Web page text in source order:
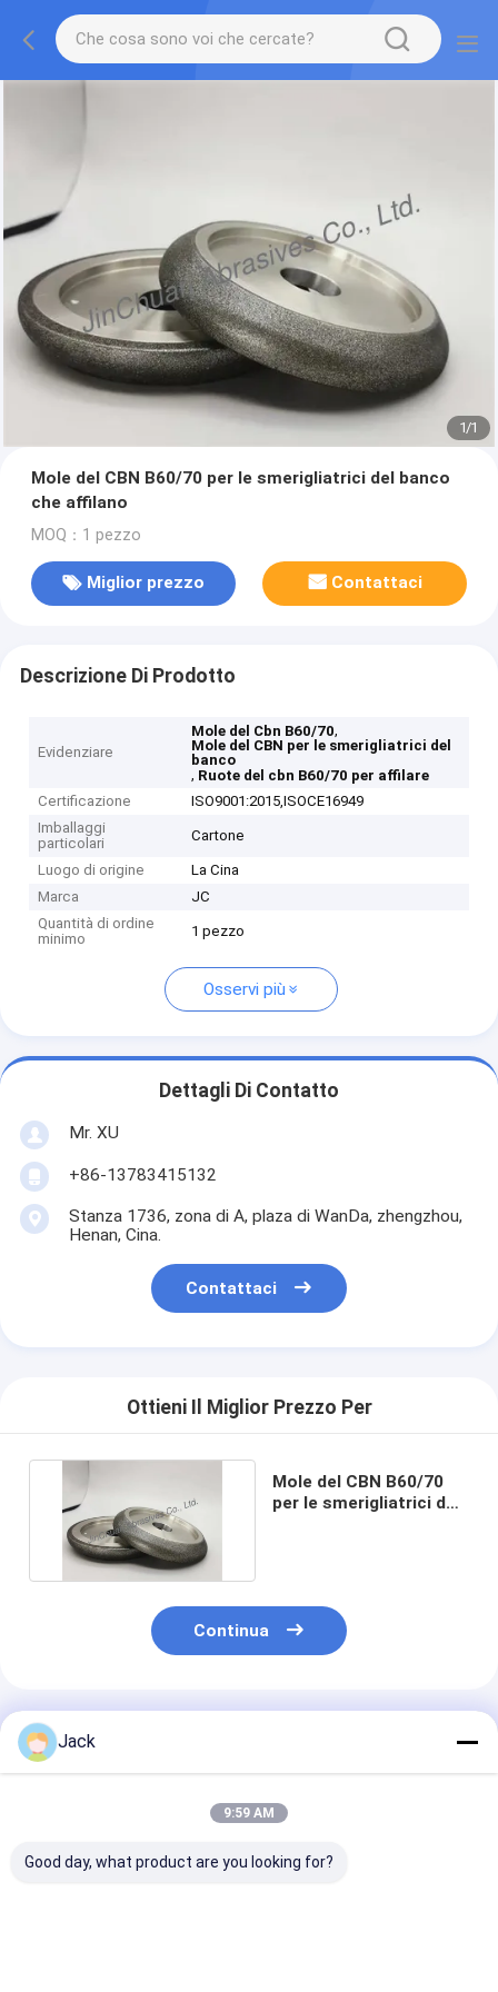
1/1
Mole del CBN B60/70 per le smerigliatrici del banco
che affilano
MOQ：1 pezzo
Miglior prezzo Contattaci
Descrizione Di Prodotto
Evidenziare
Mole del Cbn B60/70,
Mole del CBN per le smerigliatrici del
banco
, Ruote del cbn B60/70 per affilare
Certificazione
ISO9001:2015,ISOCE16949
Imballaggi
particolari
Cartone
Luogo di origine
La Cina
Marca
JC
Quantità di ordine
minimo
1 pezzo
Osservi più
Dettagli Di Contatto
Mr. XU
+86-13783415132
Stanza 1736, zona di A, plaza di WanDa, zhengzhou,
Henan, Cina.
Contattaci
Ottieni Il Miglior Prezzo Per
Mole del CBN B60/70
per le smerigliatrici del
Continua
Prodotti Raccomandati
Jack
9:59 AM
Good day, what product are you looking for?